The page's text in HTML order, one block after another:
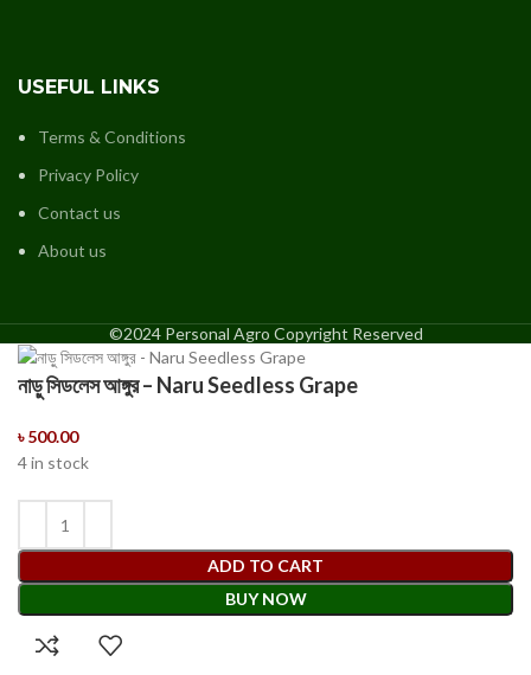
USEFUL LINKS
Terms & Conditions
Privacy Policy
Contact us
About us
©2024 Personal Agro Copyright Reserved
নাড়ু সিডলেস আঙ্গুর – Naru Seedless Grape
৳500.00
4 in stock
ADD TO CART
BUY NOW